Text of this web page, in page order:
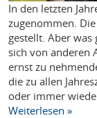
In den letzten
zugenommen.
gestellt. Aber
sich von anderen
ernst zu
die zu allen
oder immer
Weiterlesen »